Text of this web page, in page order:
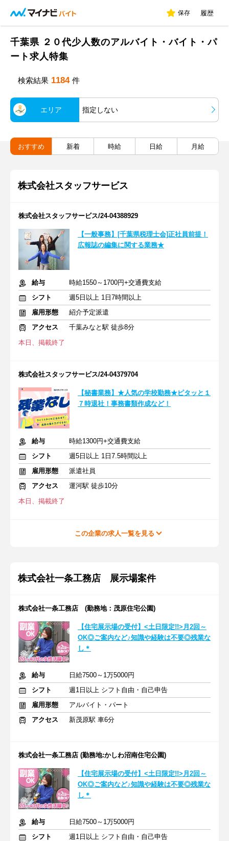
保存 履歴
千葉県 ２０代少人数のアルバイト・バイト・パ
ート求人特集
検索結果 1184 件
エリア 指定しない
おすすめ 新着 時給 日給 月給
株式会社スタッフサービス
株式会社スタッフサービス/24-04388929
【一般事務】[千葉県税理士会]正社員前提！
広報誌の編集に関する業務★
給与
時給1550～1700円+交通費支給
シフト
週5日以上 1日7時間以上
雇用形態
紹介予定派遣
アクセス
千葉みなと駅 徒歩8分
本日、掲載終了
株式会社スタッフサービス/24-04379704
【秘書業務】★人気の学校勤務★ピタッと１
７時退社！事務書類作成など！
給与
時給1300円+交通費支給
シフト
週5日以上 1日7.5時間以上
雇用形態
派遣社員
アクセス
運河駅 徒歩10分
本日、掲載終了
この企業の求人一覧を見る
株式会社一条工務店 展示場案件
株式会社一条工務店 (勤務地：茂原住宅公園)
【住宅展示場の受付】<土日限定!!>月2回～
OK◎ご案内など♪知識や経験は不要◎残業な
し＊
給与
日給7500～1万5000円
シフト
週1日以上 シフト自由・自己申告
雇用形態
アルバイト・パート
アクセス
新茂原駅 車6分
株式会社一条工務店 (勤務地:かしわ沼南住宅公園)
【住宅展示場の受付】<土日限定!!>月2回～
OK◎ご案内など♪知識や経験は不要◎残業な
し＊
給与
日給7500～1万5000円
シフト
週1日以上 シフト自由・自己申告